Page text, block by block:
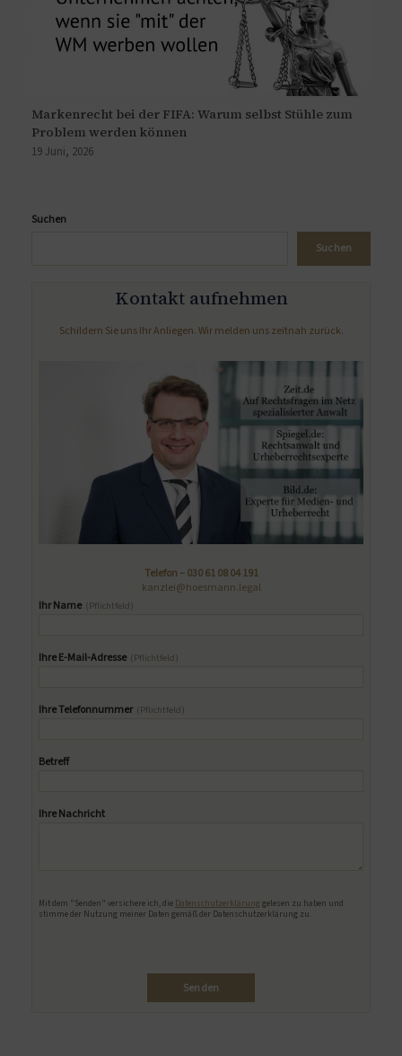
Markenrecht bei der FIFA: Warum selbst Stühle zum
Problem werden können
19 Juni, 2026
Suchen
Suchen
Kontakt aufnehmen
Schildern Sie uns Ihr Anliegen. Wir melden uns zeitnah zurück.
Telefon –030 61 08 04 191
kanzlei@hoesmann.legal
Ihr Name (Pflichtfeld)
Ihre E-Mail-Adresse (Pflichtfeld)
Ihre Telefonnummer (Pflichtfeld)
Betreff
Ihre Nachricht
Mit dem "Senden" versichere ich, die Datenschutzerklärung gelesen zu haben und
stimme der Nutzung meiner Daten gemäß der Datenschutzerklärung zu.